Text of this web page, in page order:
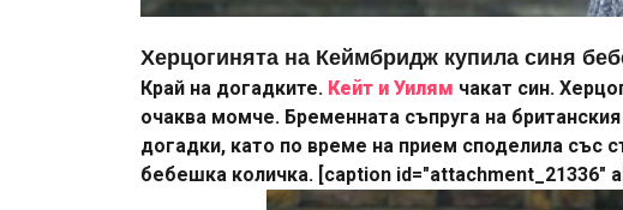
Херцогинята на Кеймбридж купила синя
Край на догадките. Кейт и Уилям чакат син.
очаква момче. Бременната съпруга на
догадки, като по време на прием споделила със
бебешка количка. [caption id="attachment_21336"